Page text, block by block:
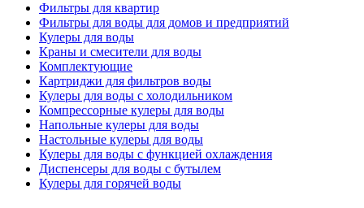
Фильтры для квартир
Фильтры для воды для домов и предприятий
Кулеры для воды
Краны и смесители для воды
Комплектующие
Картриджи для фильтров воды
Кулеры для воды с холодильником
Компрессорные кулеры для воды
Напольные кулеры для воды
Настольные кулеры для воды
Кулеры для воды с функцией охлаждения
Диспенсеры для воды с бутылем
Кулеры для горячей воды